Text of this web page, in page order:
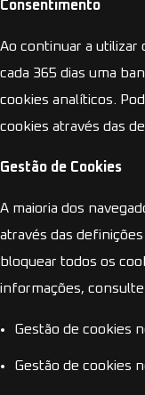
Consentimento
Ao continuar a utilizar
cada 365 dias uma
cookies analíticos.
cookies através das
Gestão de Cookies
A maioria dos
através das
bloquear todos os
informações,
Gestão de cookies
Gestão de cookies